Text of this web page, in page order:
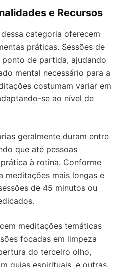
e Recursos
categoria oferecem
práticas. Sessões de
de partida, ajudando
mental necessário para a
costumam variar em
se ao nível de
geralmente duram entre
que até pessoas
à rotina. Conforme
meditações mais longas e
de 45 minutos ou
meditações temáticas
focadas em limpeza
do terceiro olho,
guias espirituais, e outras